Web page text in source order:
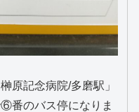
原記念病院/多磨駅」
番のバス停になりま